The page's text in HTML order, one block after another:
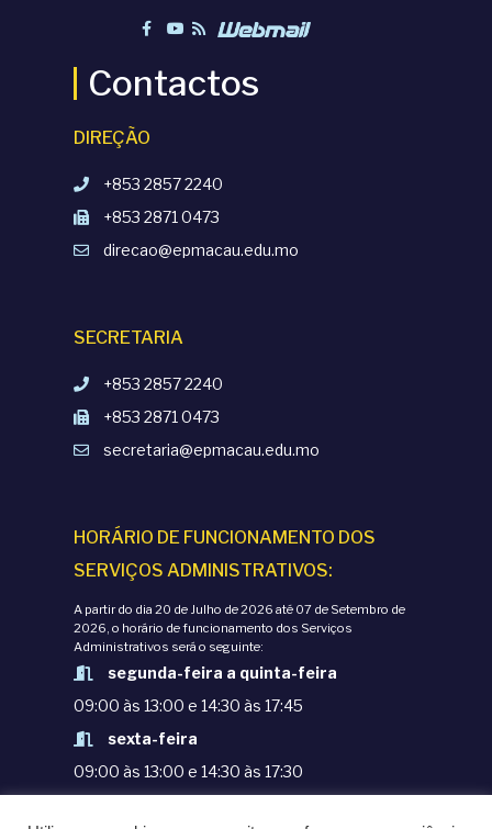
Contactos
DIREÇÃO
+853 2857 2240
+853 2871 0473
direcao@epmacau.edu.mo
SECRETARIA
+853 2857 2240
+853 2871 0473
secretaria@epmacau.edu.mo
HORÁRIO DE FUNCIONAMENTO DOS
SERVIÇOS ADMINISTRATIVOS:
A partir do dia 20 de Julho de 2026 até 07 de Setembro de
2026, o horário de funcionamento dos Serviços
Administrativos será o seguinte:
segunda-feira a quinta-feira
09:00 às 13:00 e 14:30 às 17:45
sexta-feira
09:00 às 13:00 e 14:30 às 17:30